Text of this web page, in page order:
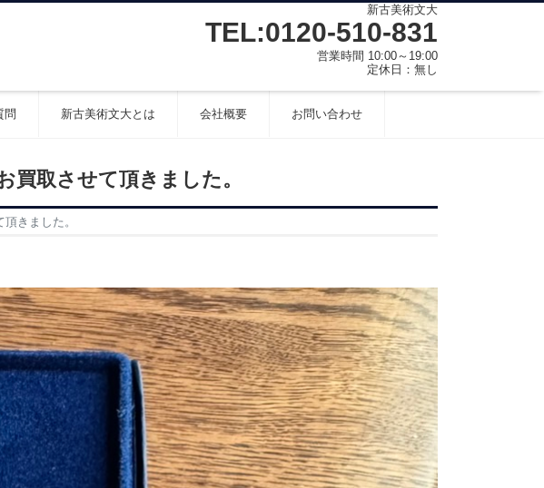
新古美術文大
TEL:0120-510-831
営業時間 10:00～19:00
定休日：無し
問 新古美術文大とは 会社概要 お問い合わせ
買取させて頂きました。
きました。